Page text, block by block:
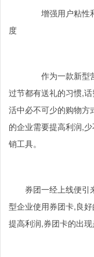
增强用户粘性
度
作为一款新型
过节都有送礼的习惯,
活中必不可少的购物方
的企业需要提高利润,
销工具。
券团一经上线便引
型企业使用券团卡,良
提高利润,券团卡的出现